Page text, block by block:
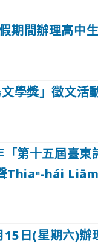
期間辦理高中
學獎」徵文活
「第十五屆臺
Thiaⁿ-hái
日(星期六)辦